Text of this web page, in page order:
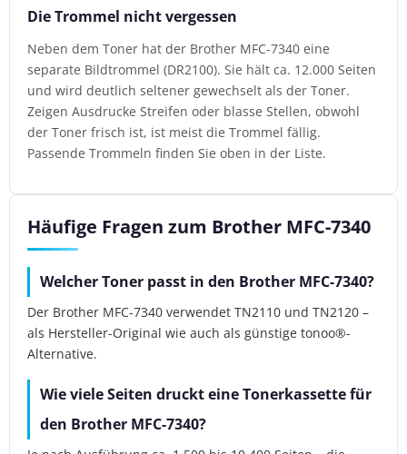
Die Trommel nicht vergessen
Neben dem Toner hat der Brother MFC-7340 eine
separate Bildtrommel (DR2100). Sie hält ca. 12.000 Seiten
und wird deutlich seltener gewechselt als der Toner.
Zeigen Ausdrucke Streifen oder blasse Stellen, obwohl
der Toner frisch ist, ist meist die Trommel fällig.
Passende Trommeln finden Sie oben in der Liste.
Häufige Fragen zum Brother MFC-7340
Welcher Toner passt in den Brother MFC-7340?
Der Brother MFC-7340 verwendet TN2110 und TN2120 –
als Hersteller-Original wie auch als günstige tonoo®-
Alternative.
Wie viele Seiten druckt eine Tonerkassette für
den Brother MFC-7340?